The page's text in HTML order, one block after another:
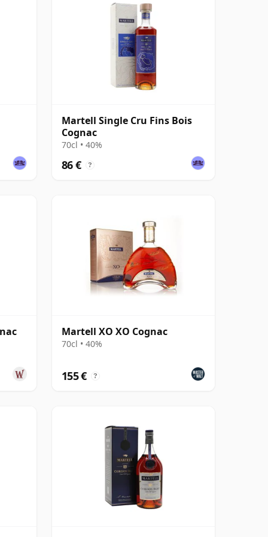
Martell Single Cru Fins Bois
Cognac
70cl • 40%
86 € ?
Martell XO XO Cognac
70cl • 40%
155 € ?